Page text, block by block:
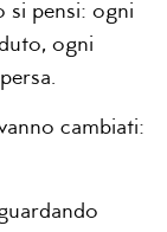
si pensi: ogni
ogni
cambiati: